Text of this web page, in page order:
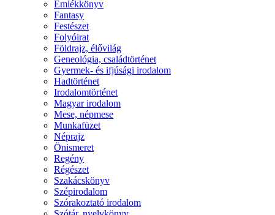
Emlékkönyv
Fantasy
Festészet
Folyóirat
Földrajz, élővilág
Geneológia, családtörténet
Gyermek- és ifjúsági irodalom
Hadtörténet
Irodalomtörténet
Magyar irodalom
Mese, népmese
Munkafüzet
Néprajz
Önismeret
Regény
Régészet
Szakácskönyv
Szépirodalom
Szórakoztató irodalom